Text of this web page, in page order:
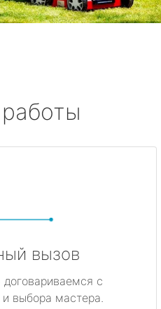
вызов
с
выбора мастера.